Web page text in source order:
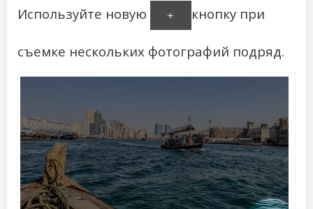
Используйте новую + кнопку при
съемке нескольких фотографий подряд.